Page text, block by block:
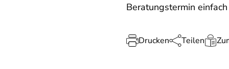
Beratungstermin
Drucken Teilen